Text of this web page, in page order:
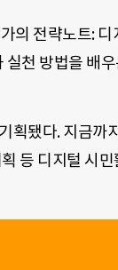
의 전략노트: 디
실천 방법을 배
획됐다. 지금까
등 디지털 시